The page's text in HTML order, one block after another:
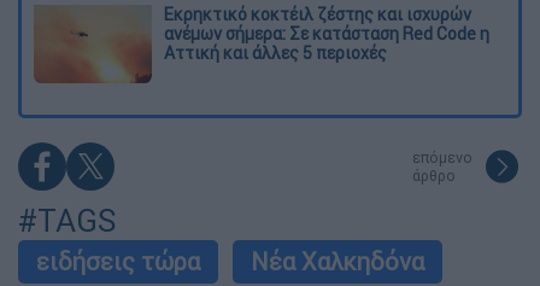
Εκρηκτικό κοκτέιλ ζέστης και ισχυρών
ανέμων σήμερα: Σε κατάσταση Red Code η
Αττική και άλλες 5 περιοχές
επόμενο
άρθρο
#TAGS
ειδήσεις τώρα
Νέα Χαλκηδόνα